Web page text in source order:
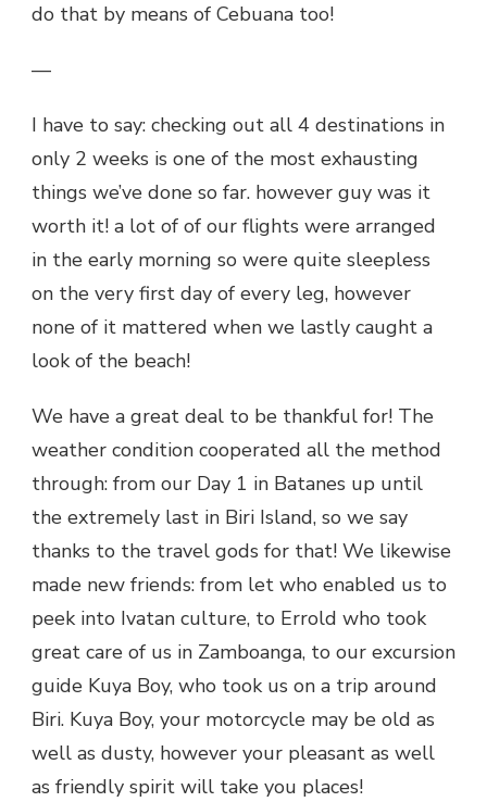
do that by means of Cebuana too!
—
I have to say: checking out all 4 destinations in
only 2 weeks is one of the most exhausting
things we’ve done so far. however guy was it
worth it! a lot of of our flights were arranged
in the early morning so were quite sleepless
on the very first day of every leg, however
none of it mattered when we lastly caught a
look of the beach!
We have a great deal to be thankful for! The
weather condition cooperated all the method
through: from our Day 1 in Batanes up until
the extremely last in Biri Island, so we say
thanks to the travel gods for that! We likewise
made new friends: from let who enabled us to
peek into Ivatan culture, to Errold who took
great care of us in Zamboanga, to our excursion
guide Kuya Boy, who took us on a trip around
Biri. Kuya Boy, your motorcycle may be old as
well as dusty, however your pleasant as well
as friendly spirit will take you places!